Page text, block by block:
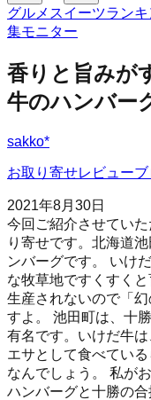
グルメ スイーツラン
集モニター
香りと旨みが
牛のハンバー
sakko*
お取り寄せレビュー
2021年8月30日
今回ご紹介させてい
り寄せです。北海道
ンバーグです。 いけ
な牧草地ですくすく
生産されないので「
すよ。 池田町は、十
有名です。いけだ牛
エサとして食べてい
なんでしょう。 私が
ハンバーグと十勝の